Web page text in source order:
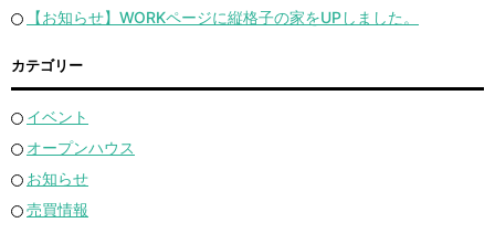
【お知らせ】WORKページに縦格子の家をUPしました。
カテゴリー
イベント
オープンハウス
お知らせ
売買情報